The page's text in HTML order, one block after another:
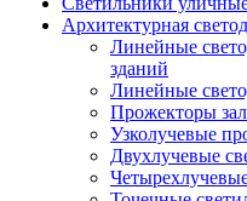
Архитектурная
Линейные
зданий
Линейные
Прожекторы
Узколучевые
Двухлучевые